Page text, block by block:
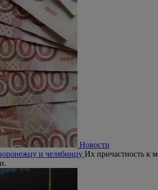
Новости
и челябинцу Их причастность к